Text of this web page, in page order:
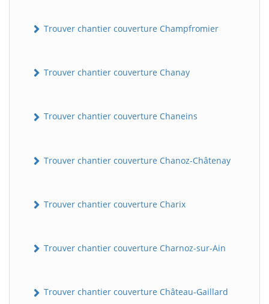
Trouver chantier couverture Champfromier
Trouver chantier couverture Chanay
Trouver chantier couverture Chaneins
Trouver chantier couverture Chanoz-Châtenay
Trouver chantier couverture Charix
Trouver chantier couverture Charnoz-sur-Ain
Trouver chantier couverture Château-Gaillard